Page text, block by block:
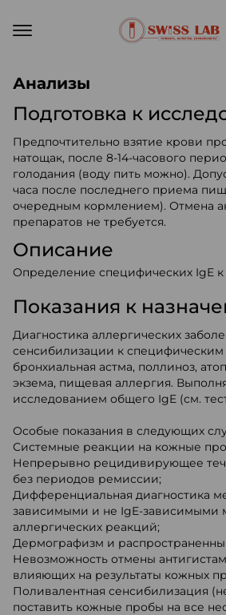
Анализы
Подготовка к
Предпочтительно взятие крови
натощак, после 8-14-часового
голодания (воду пить можно).
часа после последнего приема
очередным кормлением). Отмена
препаратов не требуется.
Описание
Определение специфических IgE
Показания к
Диагностика аллергических
сенсибилизации к специфическим
бронхиальная астма, поллиноз,
экзема, пищевая аллергия.
исследованием общего IgE (см.
Особые показания в следующих
Системные реакции на кожные
Непрерывно рецидивирующее
без периодов ремиссии;
Дифференциальная диагностика
зависимыми и не IgE-зависимыми
аллергических реакций;
Дермографизм и
Невозможность отмены
влияющих на результаты кожных
Поливалентная сенсибилизация
поставить кожные пробы на все